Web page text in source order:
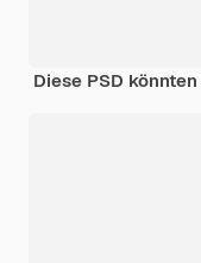
Diese PSD